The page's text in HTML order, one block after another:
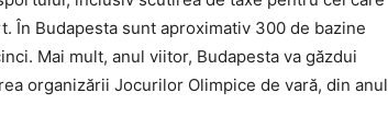
În Budapesta sunt aproximativ 300 de bazine
Mai mult, anul viitor, Budapesta va găzdui
organizării Jocurilor Olimpice de vară, din anul